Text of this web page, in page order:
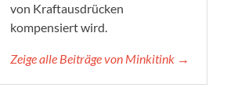
von Kraftausdrücken
kompensiert wird.
Zeige alle Beiträge von Minkitink →